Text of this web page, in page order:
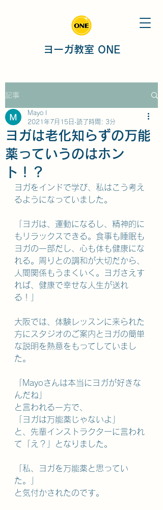
ヨーガ教室 ONE
記事
ヨガは老化知らずの万能
薬っていうのはホン
ト！？
Mayo I
2021年7月15日 読了時間: 3分
ヨガをインドで学び、私はこう考え
るようになっていました。
「ヨガは、運動になるし、精神的に
もリラックスできる。食事も睡眠も
ヨガの一部だし、心も体も健康にな
れる。周りとの調和が大切だから、
人間関係もうまくいく。ヨガさえす
れば、健康で幸せな人生が送れ
る！」
大阪では、体験レッスンに来られた
方にスタジオのご案内とヨガの簡単
な説明を熱意をもってしていまし
た。
「Mayoさんは本当にヨガが好きな
んだね」
と言われる一方で、
「ヨガは万能薬じゃないよ」
と、先輩インストラクターに言われ
て「え？」となりました。
「私、ヨガを万能薬と思ってい
た。」
と気付かされたのです。